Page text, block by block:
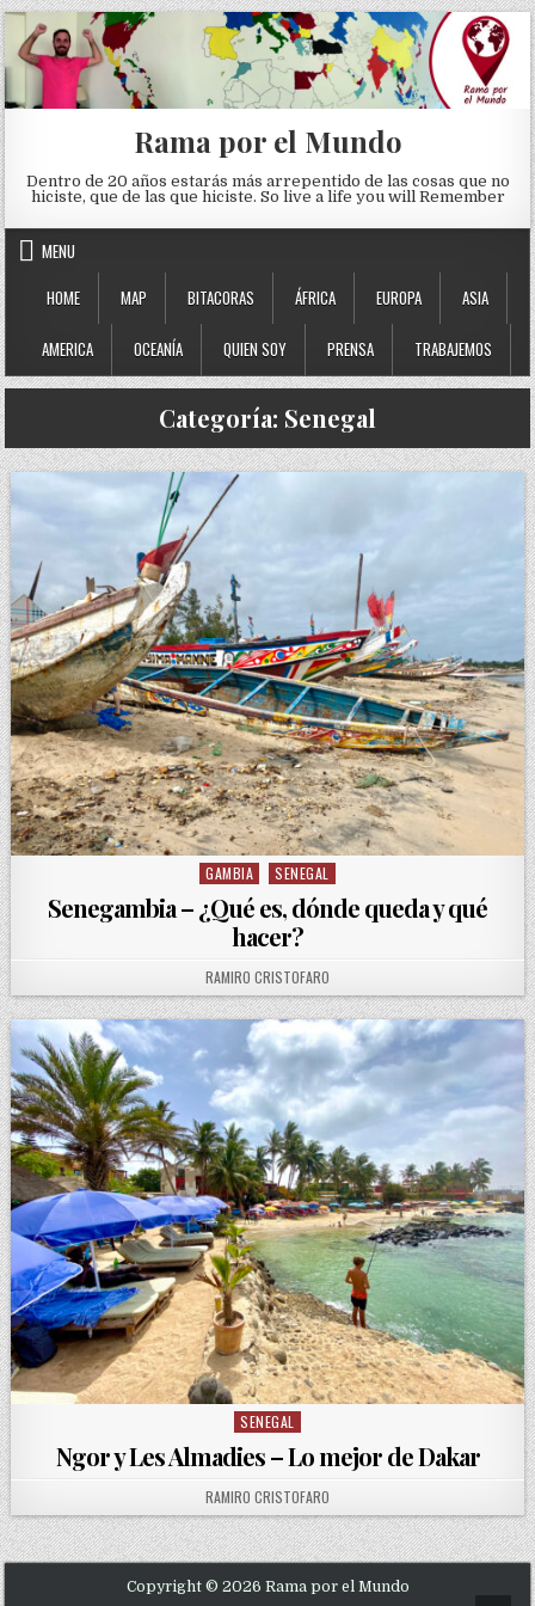
Skip to content
Rama por el Mundo
Dentro de 20 años estarás más arrepentido de las cosas que no
hiciste, que de las que hiciste. So live a life you will Remember
MENU
HOME
MAP BITACORAS ÁFRICA EUROPA ASIA
AMERICA OCEANÍA QUIEN SOY PRENSA TRABAJEMOS
Categoría: Senegal
Posted in
GAMBIA SENEGAL
Senegambia – ¿Qué es, dónde queda y qué
hacer?
AUTHOR:
RAMIRO CRISTOFARO
Posted in
SENEGAL
Ngor y Les Almadies – Lo mejor de Dakar
AUTHOR:
RAMIRO CRISTOFARO
Copyright © 2026 Rama por el Mundo